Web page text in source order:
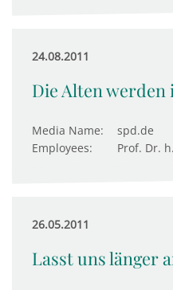
24.08.2011
Die Alten
Media Name:
spd.de
Employees:
Prof. Dr.
26.05.2011
Lasst uns länger